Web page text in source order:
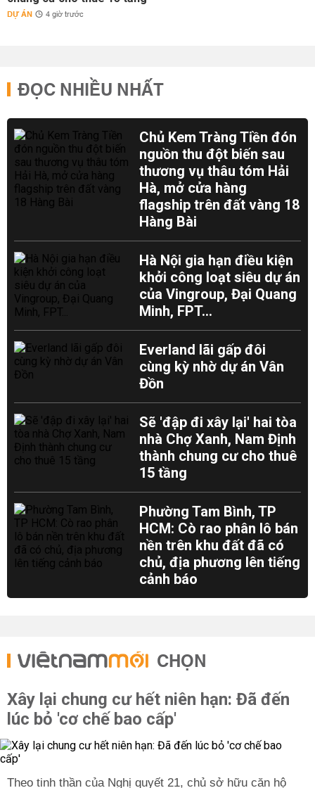
DỰ ÁN 4 giờ trước
ĐỌC NHIỀU NHẤT
Chủ Kem Tràng Tiền đón
nguồn thu đột biến sau
thương vụ thâu tóm Hải
Hà, mở cửa hàng
flagship trên đất vàng 18
Hàng Bài
Hà Nội gia hạn điều kiện
khởi công loạt siêu dự án
của Vingroup, Đại Quang
Minh, FPT...
Everland lãi gấp đôi
cùng kỳ nhờ dự án Vân
Đồn
Sẽ 'đập đi xây lại' hai tòa
nhà Chợ Xanh, Nam Định
thành chung cư cho thuê
15 tầng
Phường Tam Bình, TP
HCM: Cò rao phân lô bán
nền trên khu đất đã có
chủ, địa phương lên tiếng
cảnh báo
CHỌN
Xây lại chung cư hết niên hạn: Đã đến
lúc bỏ 'cơ chế bao cấp'
Theo tinh thần của Nghị quyết 21, chủ sở hữu căn hộ